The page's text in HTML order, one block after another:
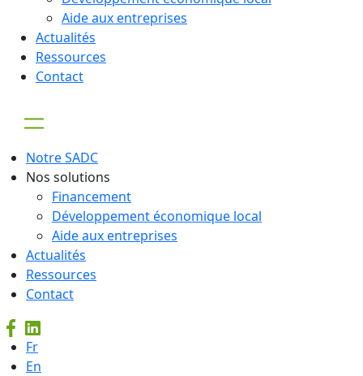
Aide aux entreprises
Actualités
Ressources
Contact
Notre SADC
Nos solutions
Financement
Développement économique local
Aide aux entreprises
Actualités
Ressources
Contact
Fr
En